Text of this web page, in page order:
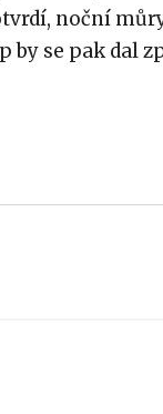
noční
by se pak dal